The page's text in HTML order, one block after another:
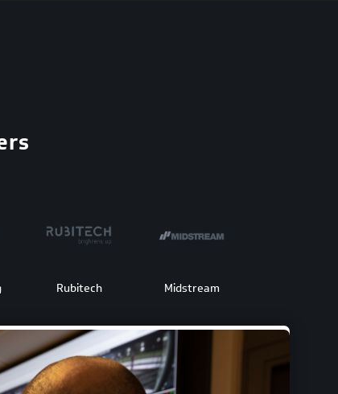
Rubitech Midstream